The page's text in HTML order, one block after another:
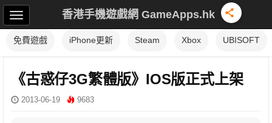
香港手機遊戲網 GameApps.hk
免費遊戲 iPhone更新 Steam Xbox UBISOFT
《古惑仔3G繁體版》IOS版正式上架
2013-06-19 9683